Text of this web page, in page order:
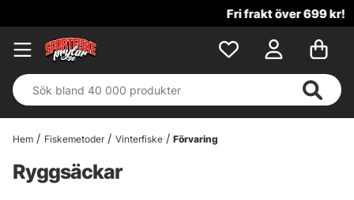
Fri frakt över 699 kr!
Hem Fiskemetoder Vinterfiske Förvaring
Ryggsäckar